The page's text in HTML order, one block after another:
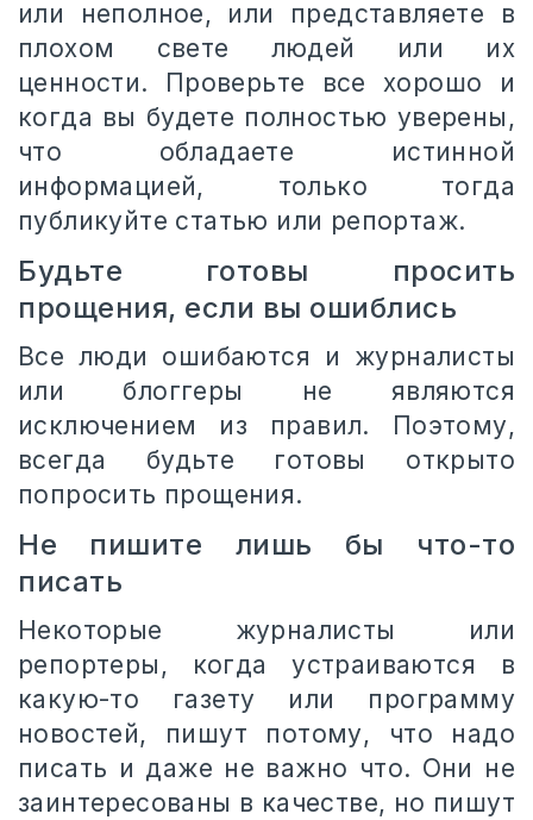
или неполное, или представляете в
плохом свете людей или их
ценности. Проверьте все хорошо и
когда вы будете полностью уверены,
что обладаете истинной
информацией, только тогда
публикуйте статью или репортаж.
Будьте готовы просить
прощения, если вы ошиблись
Все люди ошибаются и журналисты
или блоггеры не являются
исключением из правил. Поэтому,
всегда будьте готовы открыто
попросить прощения.
Не пишите лишь бы что-то
писать
Некоторые журналисты или
репортеры, когда устраиваются в
какую-то газету или программу
новостей, пишут потому, что надо
писать и даже не важно что. Они не
заинтересованы в качестве, но пишут